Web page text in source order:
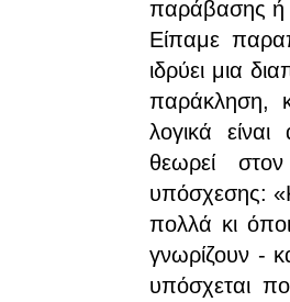
παράβασης ή
Είπαμε
ιδρύει μια
παράκληση,
λογικά
θεωρεί
υπόσχεσης:
πολλά κι
γνωρίζουν -
υπόσχεται